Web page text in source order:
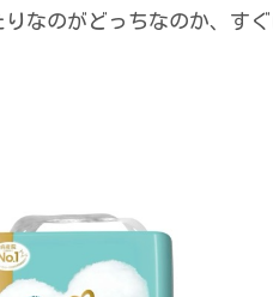
なのがどっちなのか、す